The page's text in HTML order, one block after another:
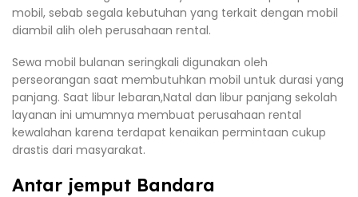
mobil, sebab segala kebutuhan yang terkait dengan mobil
diambil alih oleh perusahaan rental.
Sewa mobil bulanan seringkali digunakan oleh
perseorangan saat membutuhkan mobil untuk durasi yang
panjang. Saat libur lebaran,Natal dan libur panjang sekolah
layanan ini umumnya membuat perusahaan rental
kewalahan karena terdapat kenaikan permintaan cukup
drastis dari masyarakat.
Antar jemput Bandara